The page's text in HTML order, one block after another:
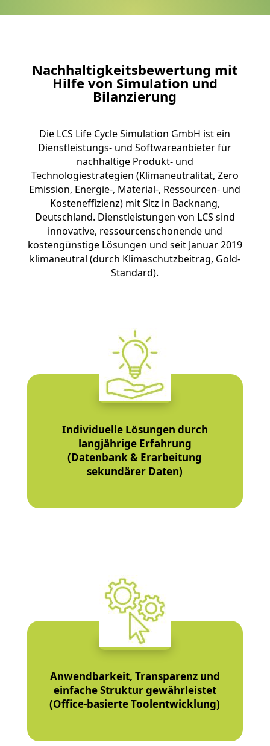
Nachhaltigkeitsbewertung mit
Hilfe von Simulation und
Bilanzierung
Die LCS Life Cycle Simulation GmbH ist ein
Dienstleistungs- und Softwareanbieter für
nachhaltige Produkt- und
Technologiestrategien (Klimaneutralität, Zero
Emission, Energie-, Material-, Ressourcen- und
Kosteneffizienz) mit Sitz in Backnang,
Deutschland. Dienstleistungen von LCS sind
innovative, ressourcenschonende und
kostengünstige Lösungen und seit Januar 2019
klimaneutral (durch Klimaschutzbeitrag, Gold-
Standard).
Individuelle Lösungen durch
langjährige Erfahrung
(Datenbank & Erarbeitung
sekundärer Daten)
Anwendbarkeit, Transparenz und
einfache Struktur gewährleistet
(Office-basierte Toolentwicklung)